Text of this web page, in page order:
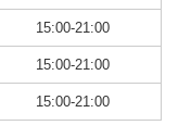
15:00-21:00
15:00-21:00
15:00-21:00